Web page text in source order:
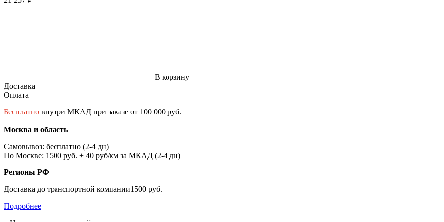
В корзину
Доставка
Оплата
Бесплатно внутри МКАД при заказе от 100 000 руб.
Москва и область
Самовывоз: бесплатно (2-4 дн)
По Москве: 1500 руб. + 40 руб/км за МКАД (2-4 дн)
Регионы РФ
Доставка до транспортной компании1500 руб.
Подробнее